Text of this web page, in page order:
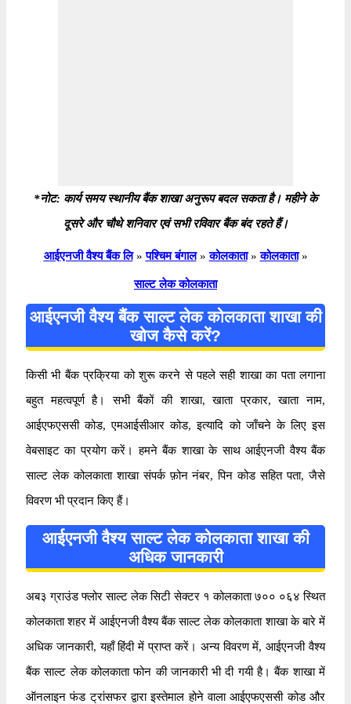
*नोट: कार्य समय स्थानीय बैंक शाखा अनुरूप बदल सकता है। महीने के
दूसरे और चौथे शनिवार एवं सभी रविवार बैंक बंद रहते हैं।
आईएनजी वैश्य बैंक लि » पश्चिम बंगाल » कोलकाता » कोलकाता »
साल्ट लेक कोलकाता
आईएनजी वैश्य बैंक साल्ट लेक कोलकाता शाखा की
खोज कैसे करें?
किसी भी बैंक प्रक्रिया को शुरू करने से पहले सही शाखा का पता लगाना
बहुत महत्वपूर्ण है। सभी बैंकों की शाखा, खाता प्रकार, खाता नाम,
आईएफएससी कोड, एमआईसीआर कोड, इत्यादि को जाँचने के लिए इस
वेबसाइट का प्रयोग करें। हमने बैंक शाखा के साथ आईएनजी वैश्य बैंक
साल्ट लेक कोलकाता शाखा संपर्क फ़ोन नंबर, पिन कोड सहित पता, जैसे
विवरण भी प्रदान किए हैं।
आईएनजी वैश्य साल्ट लेक कोलकाता शाखा की
अधिक जानकारी
अब३ ग्राउंड फ्लोर साल्ट लेक सिटी सेक्टर १ कोलकाता ७०० ०६४ स्थित
कोलकाता शहर में आईएनजी वैश्य बैंक साल्ट लेक कोलकाता शाखा के बारे में
अधिक जानकारी, यहाँ हिंदी में प्राप्त करें। अन्य विवरण में, आईएनजी वैश्य
बैंक साल्ट लेक कोलकाता फोन की जानकारी भी दी गयी है। बैंक शाखा में
ऑनलाइन फंड ट्रांसफर द्वारा इस्तेमाल होने वाला आईएफएससी कोड और